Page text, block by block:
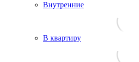
Внутренние
В квартиру